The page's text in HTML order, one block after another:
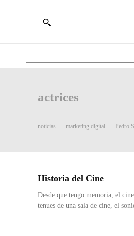
actrices
noticias marketing digital Pedro
Historia del Cine
Desde que tengo memoria, el
tenues de una sala de cine, el